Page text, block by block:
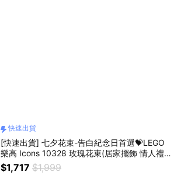
快速出貨
[快速出貨] 七夕花束-告白紀念日首選💝LEGO
樂高 Icons 10328 玫瑰花束(居家擺飾 情人禮物
紀念日)
$1,717 $1,999